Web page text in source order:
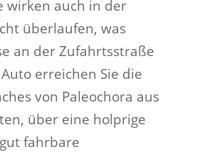
wirken auch in der
überlaufen, was
an der Zufahrtsstraße
erreichen Sie die
von Paleochora aus
über eine holprige
fahrbare